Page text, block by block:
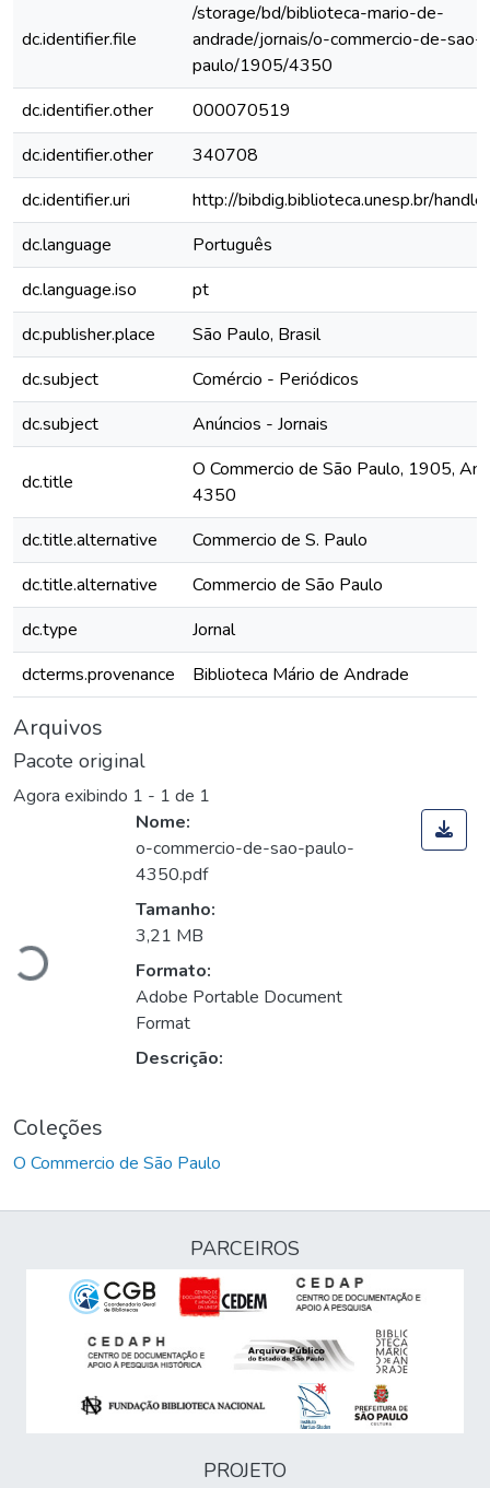
dc.identifier.file
/storage/bd/biblioteca-mario-de-
andrade/jornais/o-commercio-de-sao-
paulo/1905/4350
dc.identifier.other
000070519
dc.identifier.other
340708
dc.identifier.uri
http://bibdig.biblioteca.unesp.br/
dc.language
Português
dc.language.iso
pt
dc.publisher.place
São Paulo, Brasil
dc.subject
Comércio - Periódicos
dc.subject
Anúncios - Jornais
dc.title
O Commercio de São Paulo, 1905,
4350
dc.title.alternative
Commercio de S. Paulo
dc.title.alternative
Commercio de São Paulo
dc.type
Jornal
dcterms.provenance
Biblioteca Mário de Andrade
Arquivos
Pacote original
Agora exibindo 1 - 1 de 1
Carregando...
Nome:
o-commercio-de-sao-paulo-
4350.pdf
Tamanho:
3,21 MB
Formato:
Adobe Portable Document
Format
Descrição:
Coleções
O Commercio de São Paulo
PARCEIROS
PROJETO